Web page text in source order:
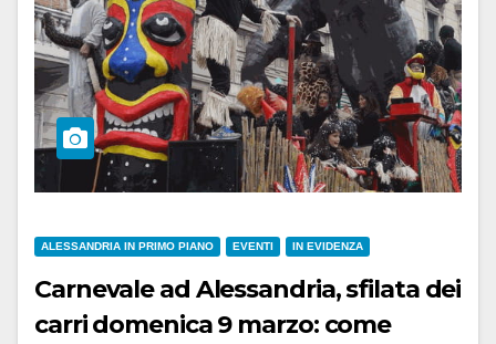
ALESSANDRIA IN PRIMO PIANO EVENTI IN EVIDENZA
Carnevale ad Alessandria, sfilata dei
carri domenica 9 marzo: come